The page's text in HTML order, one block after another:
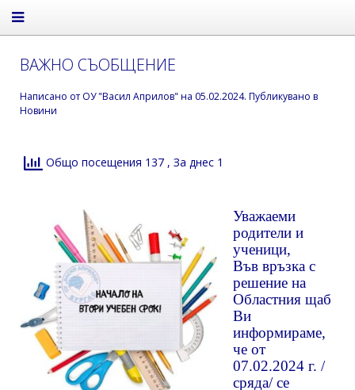
ВАЖНО СЪОБЩЕНИЕ
Написано от ОУ "Васил Априлов" на 05.02.2024. Публикувано в
Новини
Общо посещения 137 , За днес 1
Уважаеми
родители и
ученици,
Във връзка с
решение на
Областния щаб
Ви
информираме,
че от
07.02.2024 г. /
сряда/ се